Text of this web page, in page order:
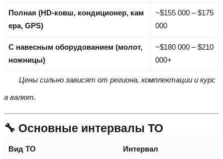
Полная (HD-ковш, кондиционер, кам
ера, GPS)
~$155 000 – $175
000
С навесным оборудованием (молот,
ножницы)
~$180 000 – $210
000+
Цены сильно зависят от региона, комплектации и курс
а валют.
🔧 Основные интервалы ТО
Вид ТО Интервал